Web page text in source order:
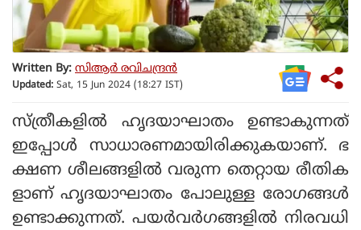
Written By: സിആര്‍ രവിചന്ദ്രന്‍
Updated: Sat, 15 Jun 2024 (18:27 IST)
സ്ത്രീകളില്‍ ഹൃദയാഘാതം ഉണ്ടാകുന്നത്
ഇപ്പോള്‍ സാധാരണമായിരിക്കുകയാണ്. ഭ
ക്ഷണ ശീലങ്ങളില്‍ വരുന്ന തെറ്റായ രീതിക
ളാണ് ഹൃദയാഘാതം പോലുള്ള രോഗങ്ങള്‍
ഉണ്ടാക്കുന്നത്. പയര്‍വര്‍ഗങ്ങളില്‍ നിരവധി